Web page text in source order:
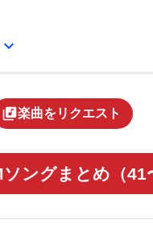
expand_more
library_music楽曲をリクエスト
ングまとめ（41